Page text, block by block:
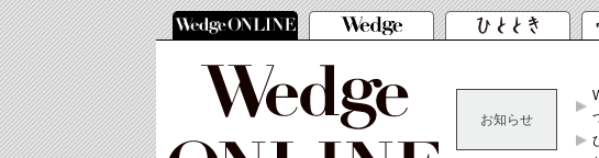
お知らせ